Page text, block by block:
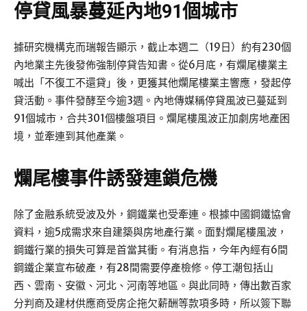
停貸風暴蔓延內地91個城市
據研究機構克而瑞報告顯示，截止本週二（19日）約有230個
內地業主先後發佈強制停貸告知書。從6月底，有爛尾樓業主
喊出「不復工不還貸」後，更獲其他爛尾樓業主響應，發起停
貸活動。事件發酵至今逾3週。內地傳媒稱停貸風波已蔓延到
91個城市，合共301個樓盤項目。爛尾樓風波正加劇房地產困
境，並牽連到其他產業。
爛尾樓事件誘發連鎖危機
除了金融系統受波及外，鋼鐵業也受牽連。根據中國鋼鐵協會
資料，逾5成需求來自建築與房地產行業。面對爛尾樓風波，
鋼鐵行業的損失可算是首當其衝。有消息指，今年內經有6間
鋼鐵企業宣布破產，有28間需要停產檢修。停工潮包括山
西、雲南、安徽、河北、河南等地區。與此同時，傳出數百家
分判商及建材供應商受房企拖欠薪酬等款項多時，所以簽下聯